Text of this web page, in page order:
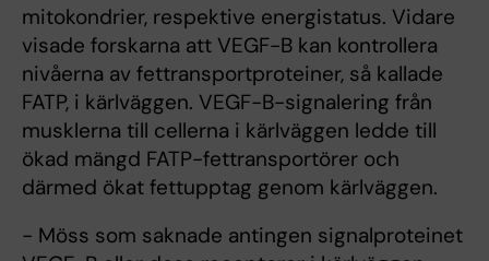
mitokondrier, respektive energistatus. Vidare
visade forskarna att VEGF-B kan kontrollera
nivåerna av fettransportproteiner, så kallade
FATP, i kärlväggen. VEGF-B-signalering från
musklerna till cellerna i kärlväggen ledde till
ökad mängd FATP-fettransportörer och
därmed ökat fettupptag genom kärlväggen.
- Möss som saknade antingen signalproteinet